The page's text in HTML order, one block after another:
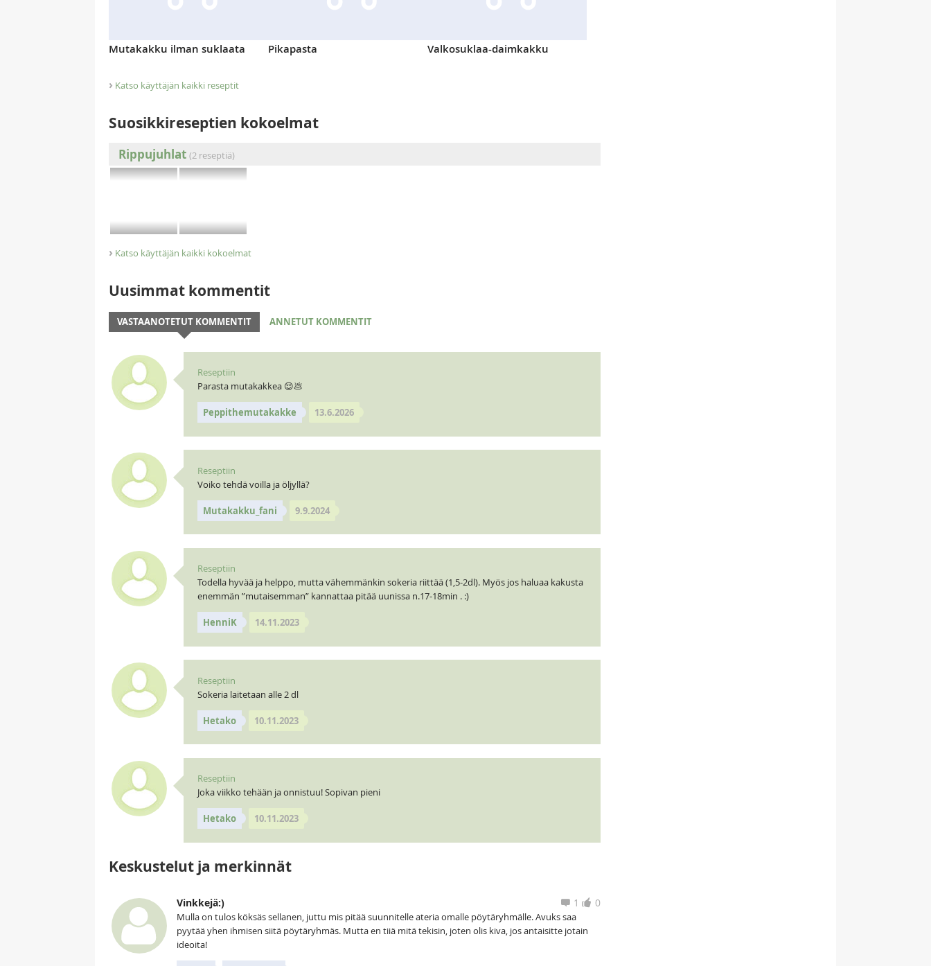
Mutakakku ilman suklaata Pikapasta Valkosuklaa-daimkakku
› Katso käyttäjän kaikki reseptit
Suosikkireseptien kokoelmat
Rippujuhlat (2 reseptiä)
› Katso käyttäjän kaikki kokoelmat
Uusimmat kommentit
VASTAANOTETUT KOMMENTIT ANNETUT KOMMENTIT
Reseptiin
Parasta mutakakkea 😌💩
Peppithemutakakke 13.6.2026
Reseptiin
Voiko tehdä voilla ja öljyllä?
Mutakakku_fani 9.9.2024
Reseptiin
Todella hyvää ja helppo, mutta vähemmänkin sokeria riittää (1,5-2dl). Myös jos haluaa kakusta
enemmän ”mutaisemman” kannattaa pitää uunissa n.17-18min . :)
HenniK 14.11.2023
Reseptiin
Sokeria laitetaan alle 2 dl
Hetako 10.11.2023
Reseptiin
Joka viikko tehään ja onnistuu! Sopivan pieni
Hetako 10.11.2023
Keskustelut ja merkinnät
Vinkkejä:) 0
1
Mulla on tulos köksäs sellanen, juttu mis pitää suunnitelle ateria omalle pöytäryhmälle. Avuks saa
pyytää yhen ihmisen siitä pöytäryhmäs. Mutta en tiiä mitä tekisin, joten olis kiva, jos antaisitte jotain
ideoita!